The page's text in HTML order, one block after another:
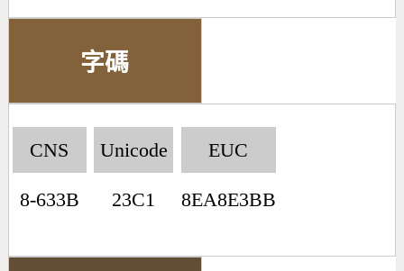
字碼
CNS
8-633B
Unicode
23C1
EUC
8EA8E3BB